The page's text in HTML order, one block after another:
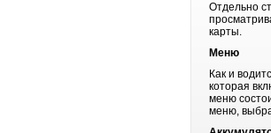
Отдельно
карты.
Меню
Как и
которая
меню
меню,